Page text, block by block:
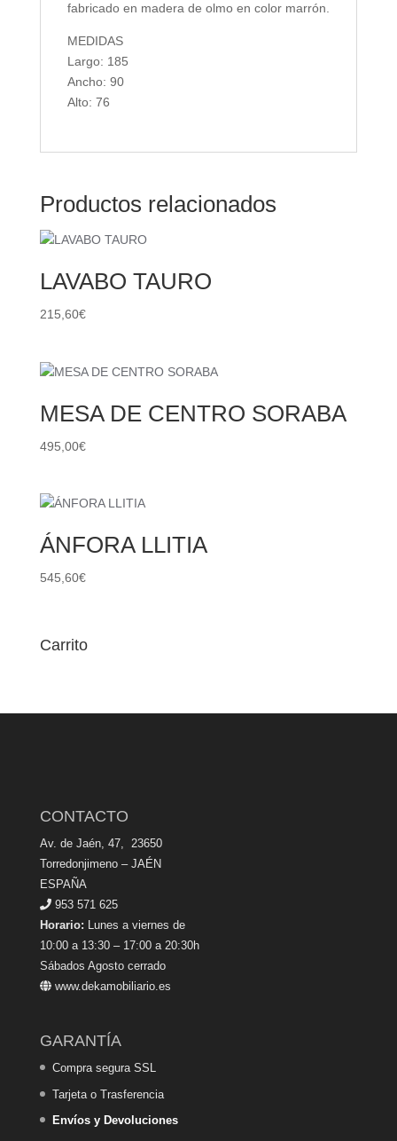
fabricado en madera de olmo en color marrón.
MEDIDAS
Largo: 185
Ancho: 90
Alto: 76
Productos relacionados
LAVABO TAURO
215,60€
MESA DE CENTRO SORABA
495,00€
ÁNFORA LLITIA
545,60€
Carrito
CONTACTO
Av. de Jaén, 47, 23650
Torredonjimeno – JAÉN
ESPAÑA
953 571 625
Horario: Lunes a viernes de
10:00 a 13:30 – 17:00 a 20:30h
Sábados Agosto cerrado
www.dekamobiliario.es
GARANTÍA
Compra segura SSL
Tarjeta o Trasferencia
Envíos y Devoluciones